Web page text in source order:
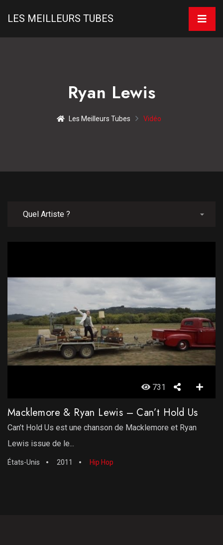
LES MEILLEURS TUBES
Ryan Lewis
Les Meilleurs Tubes Vidéo
731
Macklemore & Ryan Lewis – Can’t Hold Us
Can’t Hold Us est une chanson de Macklemore et Ryan
Lewis issue de le...
États-Unis 2011 Hip Hop